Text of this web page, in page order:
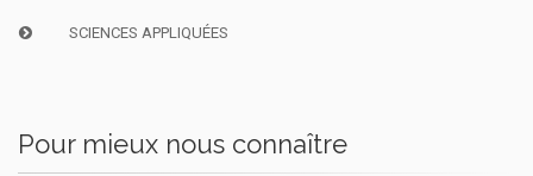
SCIENCES APPLIQUÉES
Pour mieux nous connaître